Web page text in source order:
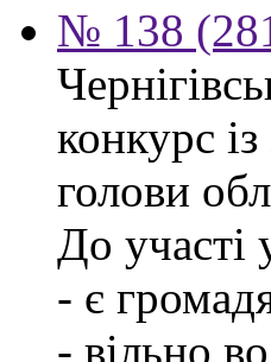
№ 138
конкурс
голови
До участі
- є
- вільно